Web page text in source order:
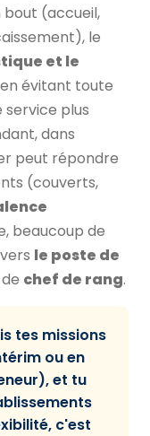
(accueil,
le
et le
évitant toute
plus
dans
peut répondre
(couverts,
beaucoup de
le poste de
chef de rang.
tes missions
ou en
et tu
c'est